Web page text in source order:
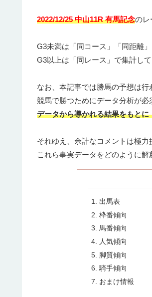
2022/12/25 中山11R 有馬記念のレ
G3未満は「同コース」「同距離
G3以上は「同レース」で集計して
なお、本記事では勝馬の予想は行
競馬で勝つためにデータ分析が必
データから導かれる結果をもと
それゆえ、余計なコメントは極力
これら事実データをどのように
出馬表
枠番傾向
馬番傾向
人気傾向
脚質傾向
騎手傾向
おまけ情報